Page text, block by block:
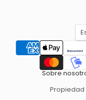
Sobre
Propiedad